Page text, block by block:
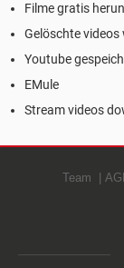
Filme gratis
Gelöschte videos
Youtube
EMule
Stream videos
Team